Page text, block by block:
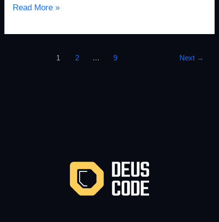
Read More »
1 2 … 9 Next →